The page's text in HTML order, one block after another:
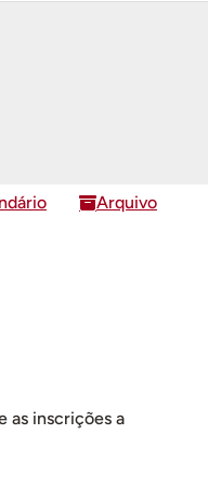
Arquivo
as inscrições a